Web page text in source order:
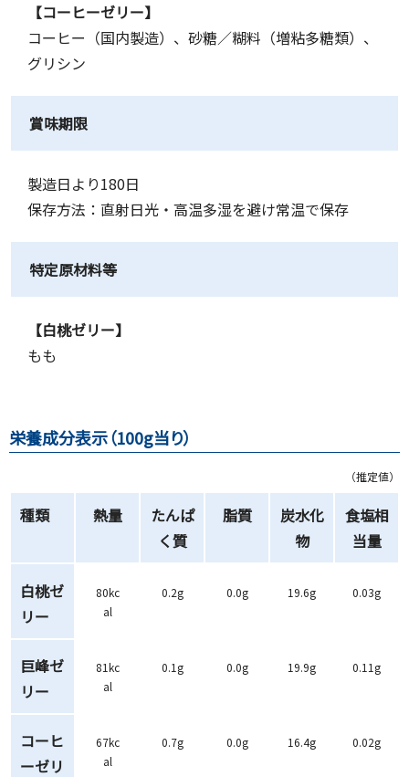
【コーヒーゼリー】
コーヒー（国内製造）、砂糖／糊料（増粘多糖類）、
グリシン
賞味期限
製造日より180日
保存方法：直射日光・高温多湿を避け常温で保存
特定原材料等
【白桃ゼリー】
もも
栄養成分表示（100g当り）
（推定値）
種類 熱量
たんぱ
く質
脂質
炭水化
物
食塩相
当量
白桃ゼ
リー
80kc
al
0.2g 0.0g 19.6g 0.03g
巨峰ゼ
リー
81kc
al
0.1g 0.0g 19.9g 0.11g
コーヒ
ーゼリ
67kc
al
0.7g 0.0g 16.4g 0.02g